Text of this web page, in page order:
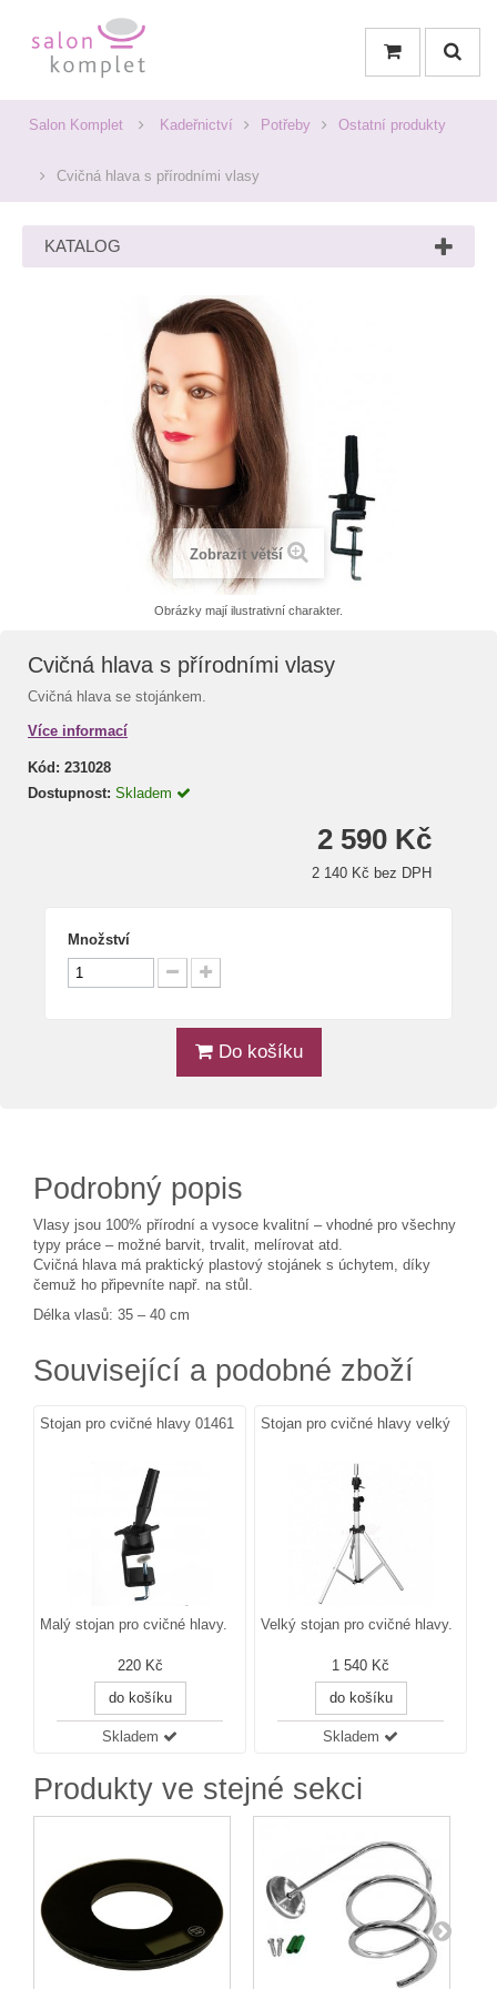
Salon Komplet Kadeřnictví Potřeby Ostatní produkty
Cvičná hlava s přírodními vlasy
KATALOG
Zobrazit větší
Obrázky mají ilustrativní charakter.
Cvičná hlava s přírodními vlasy
Cvičná hlava se stojánkem.
Více informací
Kód: 231028
Dostupnost: Skladem
2 590 Kč
2 140 Kč bez DPH
Množství
Do košíku
Podrobný popis
Vlasy jsou 100% přírodní a vysoce kvalitní – vhodné pro všechny
typy práce – možné barvit, trvalit, melírovat atd.
Cvičná hlava má praktický plastový stojánek s úchytem, díky
čemuž ho připevníte např. na stůl.
Délka vlasů: 35 – 40 cm
Související a podobné zboží
Stojan pro cvičné hlavy 01461
Malý stojan pro cvičné hlavy.
220 Kč
do košíku
Skladem
Stojan pro cvičné hlavy velký
Velký stojan pro cvičné hlavy.
1 540 Kč
do košíku
Skladem
Produkty ve stejné sekci